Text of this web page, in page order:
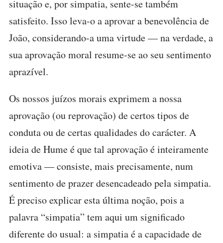
situação e, por simpatia, sente-se também
satisfeito. Isso leva-o a aprovar a benevolência de
João, considerando-a uma virtude — na verdade, a
sua aprovação moral resume-se ao seu sentimento
aprazível.
Os nossos juízos morais exprimem a nossa
aprovação (ou reprovação) de certos tipos de
conduta ou de certas qualidades do carácter. A
ideia de Hume é que tal aprovação é inteiramente
emotiva — consiste, mais precisamente, num
sentimento de prazer desencadeado pela simpatia.
É preciso explicar esta última noção, pois a
palavra “simpatia” tem aqui um significado
diferente do usual: a simpatia é a capacidade de